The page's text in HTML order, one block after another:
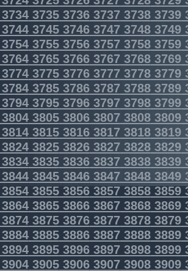
373537363737 37383739
374537463747 37483749
375537563757 37583759
376537663767 37683769
37753776377737783779
378537863787 37883789
379537963797 37983799
380538063807 38083809
381538163817 38183819
382538263827 38283829
383538363837 38383839
384538463847 38483849
38553856385738583859
38653866386738683869
38753876387738783879
38853886388738883889
38953896389738983899
39053906390739083909